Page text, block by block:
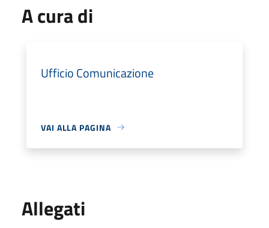
A cura di
Ufficio Comunicazione
VAI ALLA PAGINA
Allegati